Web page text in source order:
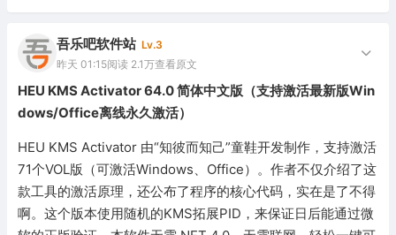
吾乐吧软件站 Lv.3
昨天 01:15阅读 2.1万查看原文
HEU KMS Activator 64.0 简体中文版（支持激活最新版Win
dows/Office离线永久激活）
HEU KMS Activator 由“知彼而知己”童鞋开发制作，支持激活
71个VOL版（可激活Windows、Office）。作者不仅介绍了这
款工具的激活原理，还公布了程序的核心代码，实在是了不得
啊。这个版本使用随机的KMS拓展PID，来保证日后能通过微